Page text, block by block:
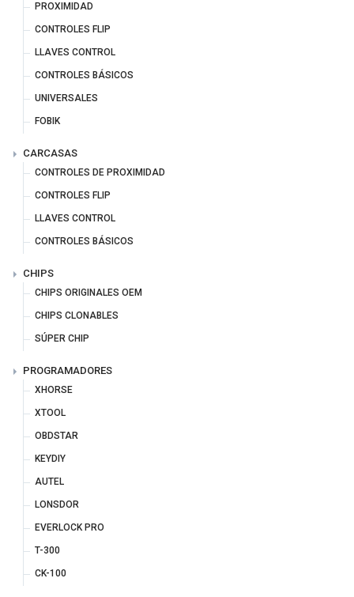
PROXIMIDAD
CONTROLES FLIP
LLAVES CONTROL
CONTROLES BÁSICOS
UNIVERSALES
FOBIK
CARCASAS
CONTROLES DE PROXIMIDAD
CONTROLES FLIP
LLAVES CONTROL
CONTROLES BÁSICOS
CHIPS
CHIPS ORIGINALES OEM
CHIPS CLONABLES
SÚPER CHIP
PROGRAMADORES
XHORSE
XTOOL
OBDSTAR
KEYDIY
AUTEL
LONSDOR
EVERLOCK PRO
T-300
CK-100